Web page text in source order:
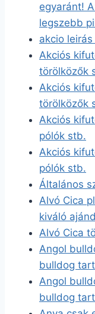
egyaránt!
legszebb
akcio
Akciós
törölközők
Akciós
törölközők
Akciós
pólók stb.
Akciós
pólók stb.
Általános
Alvó Cica
kiváló
Alvó Cica
Angol
bulldog
Angol
bulldog